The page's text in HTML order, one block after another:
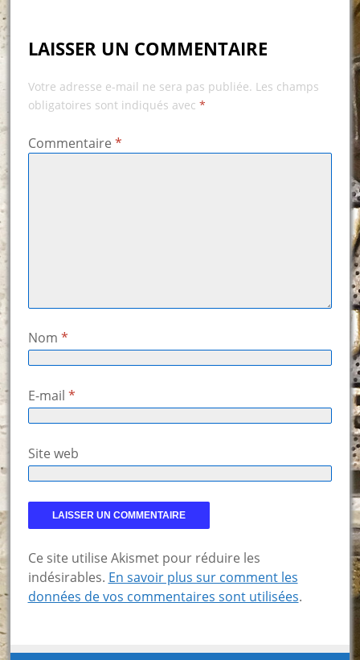
LAISSER UN COMMENTAIRE
Votre adresse e-mail ne sera pas publiée. Les champs
obligatoires sont indiqués avec *
Commentaire *
Nom *
E-mail *
Site web
Ce site utilise Akismet pour réduire les
indésirables. En savoir plus sur comment les
données de vos commentaires sont utilisées.